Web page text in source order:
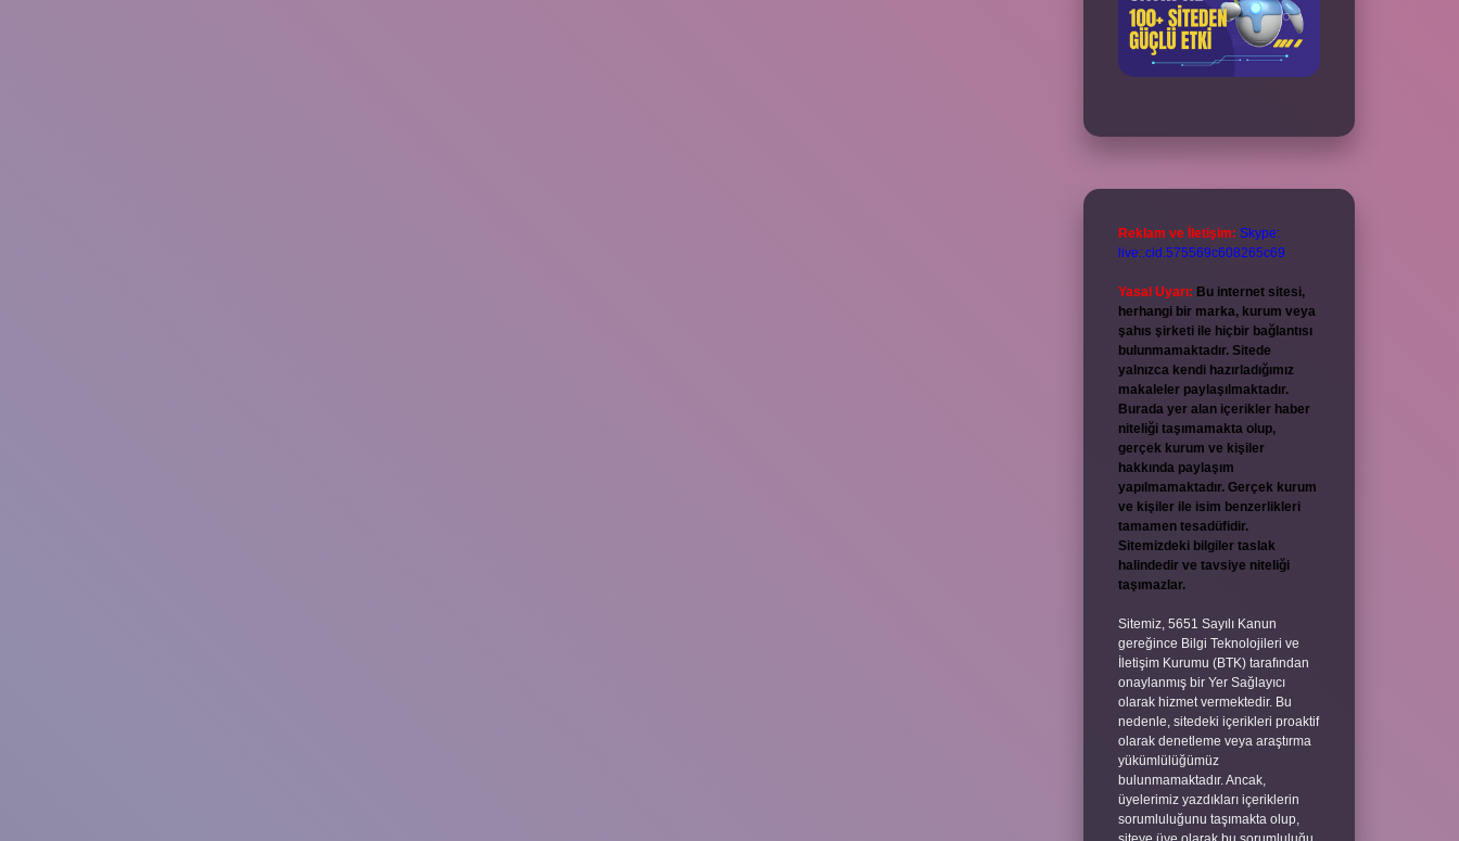
Reklam ve İletişim: Skype:
live:.cid.575569c608265c69
Yasal Uyarı: Bu internet sitesi,
herhangi bir marka, kurum veya
şahıs şirketi ile hiçbir bağlantısı
bulunmamaktadır. Sitede
yalnızca kendi hazırladığımız
makaleler paylaşılmaktadır.
Burada yer alan içerikler haber
niteliği taşımamakta olup,
gerçek kurum ve kişiler
hakkında paylaşım
yapılmamaktadır. Gerçek kurum
ve kişiler ile isim benzerlikleri
tamamen tesadüfidir.
Sitemizdeki bilgiler taslak
halindedir ve tavsiye niteliği
taşımazlar.
Sitemiz, 5651 Sayılı Kanun
gereğince Bilgi Teknolojileri ve
İletişim Kurumu (BTK) tarafından
onaylanmış bir Yer Sağlayıcı
olarak hizmet vermektedir. Bu
nedenle, sitedeki içerikleri proaktif
olarak denetleme veya araştırma
yükümlülüğümüz
bulunmamaktadır. Ancak,
üyelerimiz yazdıkları içeriklerin
sorumluluğunu taşımakta olup,